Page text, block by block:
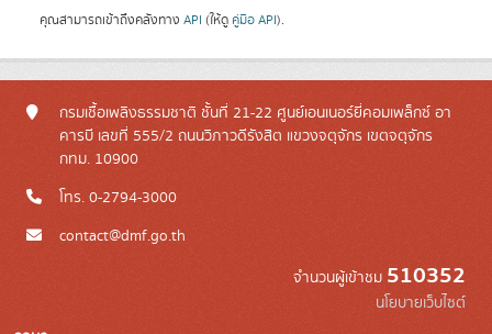
คุณสามารถเข้าถึงคลังทาง API (ให้ดู คู่มือ API).
กรมเชื้อเพลิงธรรมชาติ ชั้นที่ 21-22 ศูนย์เอนเนอร์ยี่คอมเพล็กซ์ อา
คารบี เลขที่ 555/2 ถนนวิภาวดีรังสิต แขวงจตุจักร เขตจตุจักร
กทม. 10900
โทร. 0-2794-3000
contact@dmf.go.th
จำนวนผู้เข้าชม 510352
นโยบายเว็บไซต์